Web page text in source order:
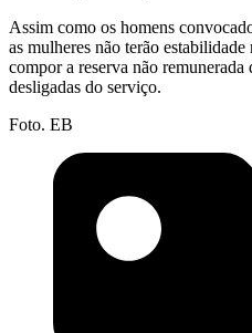
Assim como os homens
as mulheres não terão
compor a reserva não remunerada
desligadas do serviço.
Foto. EB